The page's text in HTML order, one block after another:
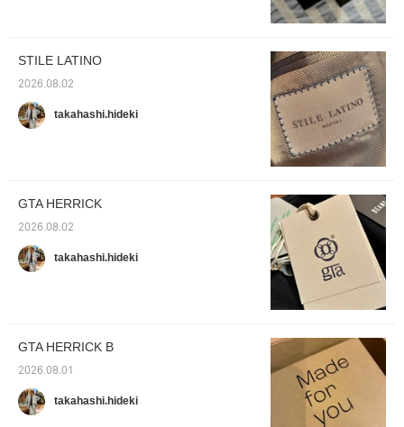
STILE LATINO
2026.08.02
takahashi.hideki
GTA HERRICK
2026.08.02
takahashi.hideki
GTA HERRICK B
2026.08.01
takahashi.hideki